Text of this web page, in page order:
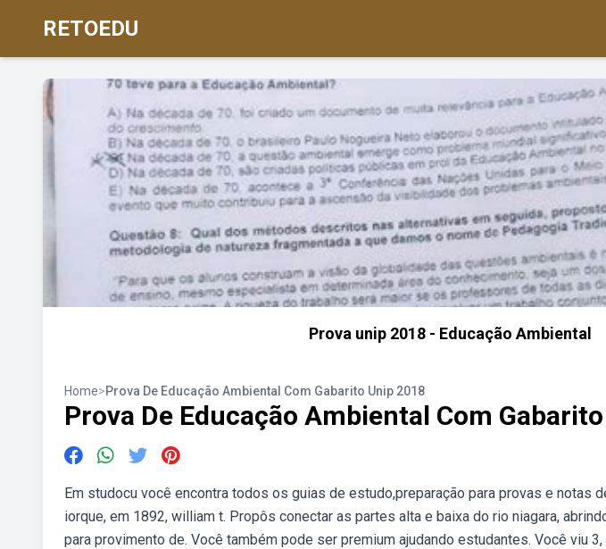
RETOEDU
Prova unip 2018 - Educação Ambiental
Home>Prova De Educação Ambiental Com Gabarito Unip 2018
Prova De Educação Ambiental Com
Em studocu você encontra todos os guias de estudo,preparação para provas e notas
iorque, em 1892, william t. Propôs conectar as partes alta e baixa do rio niagara,
para provimento de. Você também pode ser premium ajudando estudantes. Você viu